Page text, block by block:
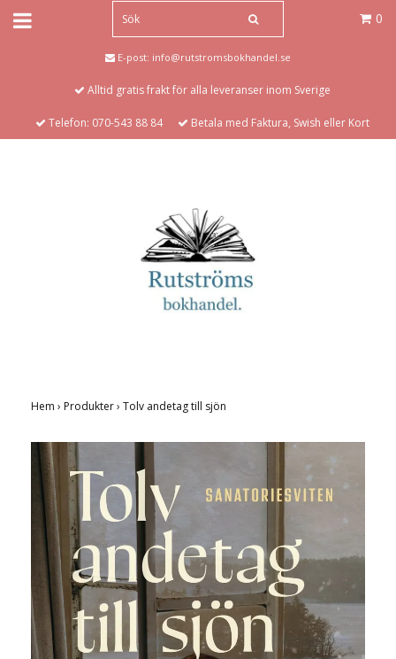
0
E-post: info@rutstromsbokhandel.se
Alltid gratis frakt för alla leveranser inom Sverige
Telefon: 070-543 88 84 Betala med Faktura, Swish eller Kort
Hem › Produkter› Tolv andetag till sjön